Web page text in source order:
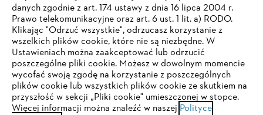
Serwis
TWOJA PRZEGLĄDARKA NIE JEST
OBSŁUGIWANA
Korzystasz z przeglądarki, której jeszcze nie obsługujemy. W
celu optymalnego korzystania z naszej strony zalecamy
przejście do jednej z następujących przeglądarek:
danych zgodnie z art. 174 ustawy z dnia 16 lipca 2004 r.
Prawo telekomunikacyjne oraz art. 6 ust. 1 lit. a) RODO.
Klikając "Odrzuć wszystkie", odrzucasz korzystanie z
wszelkich plików cookie, które nie są niezbędne. W
Ustawieniach można zaakceptować lub odrzucić
poszczególne pliki cookie. Możesz w dowolnym momencie
wycofać swoją zgodę na korzystanie z poszczególnych
plików cookie lub wszystkich plików cookie ze skutkiem na
przyszłość w sekcji „Pliki cookie" umieszczonej w stopce.
Więcej informacji można znaleźć w naszej Polityce